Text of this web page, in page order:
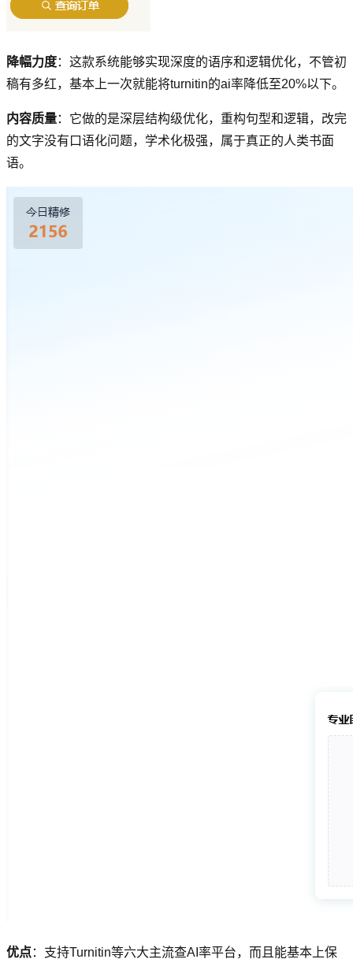
降幅力度：这款系统能够实现深度的语序和逻辑优化，不管初
稿有多红，基本上一次就能将turnitin的ai率降低至20%以下。
内容质量：它做的是深层结构级优化，重构句型和逻辑，改完
的文字没有口语化问题，学术化极强，属于真正的人类书面
语。
优点：支持Turnitin等六大主流查AI率平台，而且能基本上保